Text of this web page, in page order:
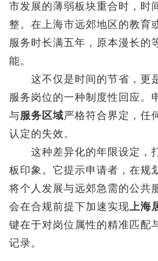
市发展的薄弱板块重合时，时
整。在上海市远郊地区的教育
服务时长满五年，原本漫长的
能。
这不仅是时间的节省，更
服务岗位的一种制度性回应。
与服务区域严格符合界定，任
认定的失效。
这种差异化的年限设定，打
板印象。它提示申请者，在规
将个人发展与远郊急需的公共
会在合规前提下加速实现上海
键在于对岗位属性的精准匹配
记录。